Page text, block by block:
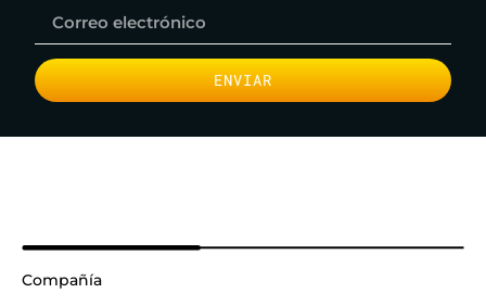
ENVIAR
Compañía